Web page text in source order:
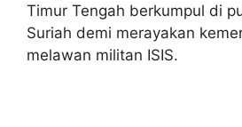
Timur Tengah berkumpul di
Suriah demi merayakan
melawan militan ISIS.